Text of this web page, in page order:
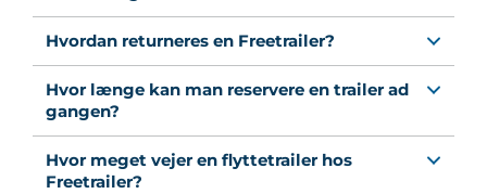
Hvordan returneres en Freetrailer?
Hvor længe kan man reservere en trailer ad
gangen?
Hvor meget vejer en flyttetrailer hos
Freetrailer?